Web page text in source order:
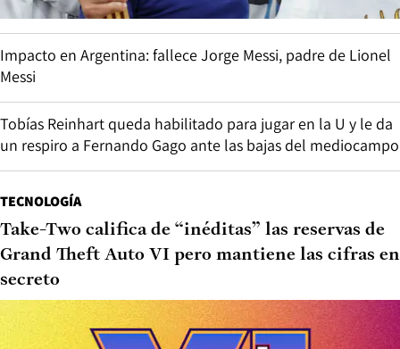
Impacto en Argentina: fallece Jorge Messi, padre de Lionel
Messi
Tobías Reinhart queda habilitado para jugar en la U y le da
un respiro a Fernando Gago ante las bajas del mediocampo
TECNOLOGÍA
Take-Two califica de “inéditas” las reservas de
Grand Theft Auto VI pero mantiene las cifras en
secreto